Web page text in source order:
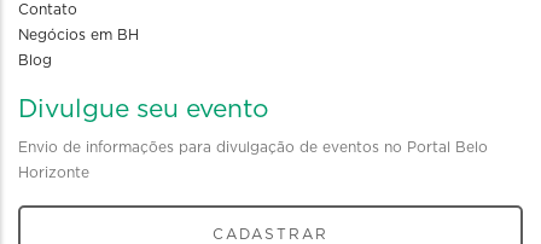
Contato
Negócios em BH
Blog
Divulgue seu evento
Envio de informações para divulgação de eventos no Portal Belo
Horizonte
CADASTRAR